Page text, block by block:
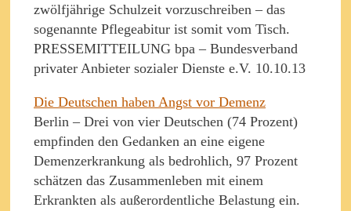
zwölfjährige Schulzeit vorzuschreiben – das
sogenannte Pflegeabitur ist somit vom Tisch.
PRESSEMITTEILUNG bpa – Bundesverband
privater Anbieter sozialer Dienste e.V. 10.10.13
Die Deutschen haben Angst vor Demenz
Berlin – Drei von vier Deutschen (74 Prozent)
empfinden den Gedanken an eine eigene
Demenzerkrankung als bedrohlich, 97 Prozent
schätzen das Zusammenleben mit einem
Erkrankten als außerordentliche Belastung ein.